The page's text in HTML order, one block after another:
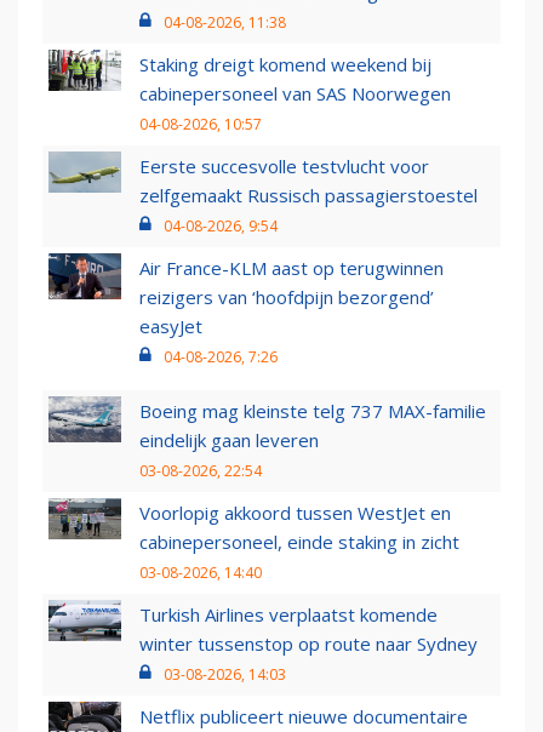
04-08-2026, 11:38
Staking dreigt komend weekend bij
cabinepersoneel van SAS Noorwegen
04-08-2026, 10:57
Eerste succesvolle testvlucht voor
zelfgemaakt Russisch passagierstoestel
04-08-2026, 9:54
Air France-KLM aast op terugwinnen
reizigers van ‘hoofdpijn bezorgend’
easyJet
04-08-2026, 7:26
Boeing mag kleinste telg 737 MAX-familie
eindelijk gaan leveren
03-08-2026, 22:54
Voorlopig akkoord tussen WestJet en
cabinepersoneel, einde staking in zicht
03-08-2026, 14:40
Turkish Airlines verplaatst komende
winter tussenstop op route naar Sydney
03-08-2026, 14:03
Netflix publiceert nieuwe documentaire